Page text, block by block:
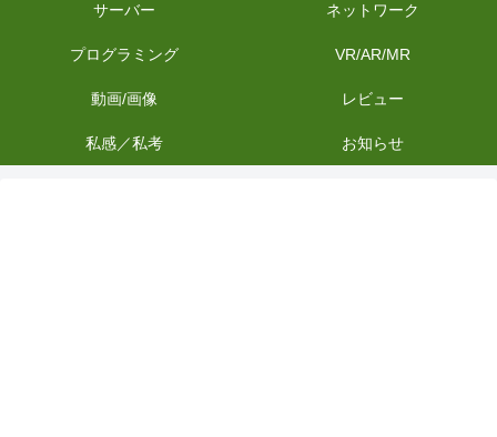
サーバー ネットワーク
プログラミング VR/AR/MR
動画/画像 レビュー
私感／私考 お知らせ